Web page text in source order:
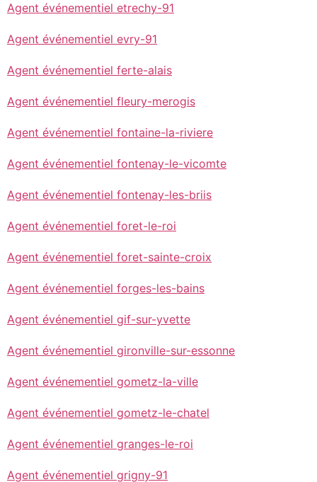
Agent événementiel etrechy-91
Agent événementiel evry-91
Agent événementiel ferte-alais
Agent événementiel fleury-merogis
Agent événementiel fontaine-la-riviere
Agent événementiel fontenay-le-vicomte
Agent événementiel fontenay-les-briis
Agent événementiel foret-le-roi
Agent événementiel foret-sainte-croix
Agent événementiel forges-les-bains
Agent événementiel gif-sur-yvette
Agent événementiel gironville-sur-essonne
Agent événementiel gometz-la-ville
Agent événementiel gometz-le-chatel
Agent événementiel granges-le-roi
Agent événementiel grigny-91